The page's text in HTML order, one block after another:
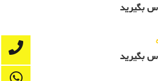
بگیرید
بگیرید